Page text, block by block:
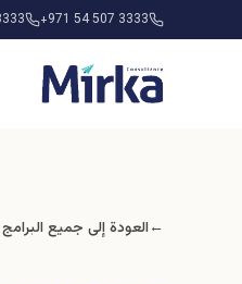
+971 54 507 3333
←العودة إلى جميع البرامج